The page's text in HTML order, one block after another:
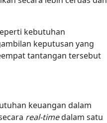
kebutuhan
keputusan yang
tantangan tersebut
keuangan dalam
real-timedalam satu